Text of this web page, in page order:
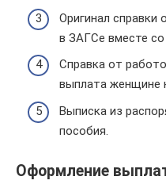
Оригинал справки
в ЗАГСе вместе
Справка от
выплата женщине
Выписка из
пособия.
Оформление